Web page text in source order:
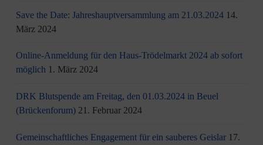
Save the Date: Jahreshauptversammlung am 21.03.2024 14.
März 2024
Online-Anmeldung für den Haus-Trödelmarkt 2024 ab sofort
möglich 1. März 2024
DRK Blutspende am Freitag, den 01.03.2024 in Beuel
(Brückenforum) 21. Februar 2024
Gemeinschaftliches Engagement für ein sauberes Geislar 17.